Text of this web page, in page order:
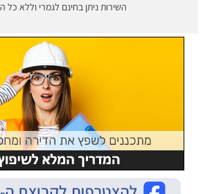
השירות ניתן בחינם לגמרי וללא כל